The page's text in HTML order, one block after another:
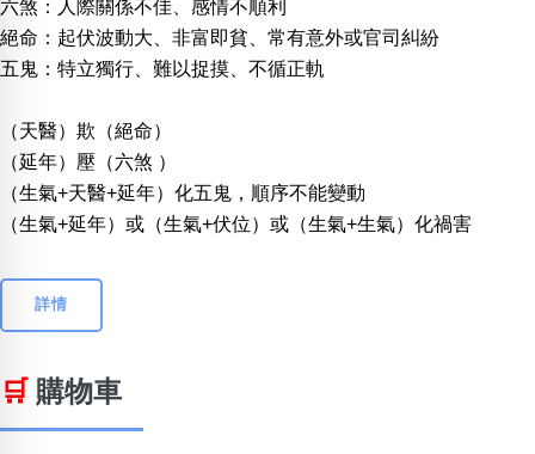
六煞：人際關係不佳、感情不順利
絕命：起伏波動大、非富即貧、常有意外或官司糾紛
五鬼：特立獨行、難以捉摸、不循正軌
（天醫）欺（絕命）
（延年）壓（六煞 ）
（生氣+天醫+延年）化五鬼，順序不能變動
（生氣+延年）或（生氣+伏位）或（生氣+生氣）化禍害
詳情
🛒 購物車